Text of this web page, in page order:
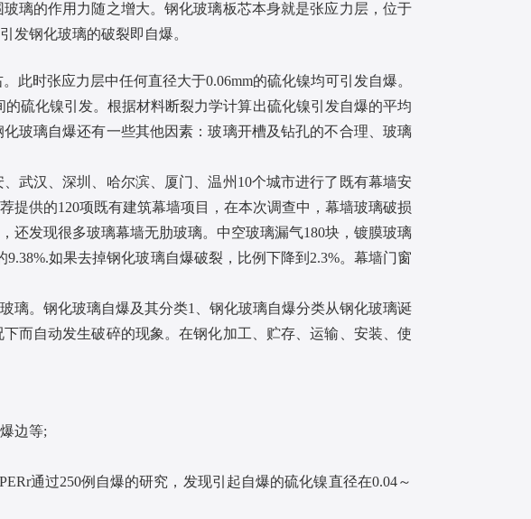
的作用力随之增大。钢化玻璃板芯本身就是张应力层，位于
发钢化玻璃的破裂即自爆。
此时张应力层中任何直径大于0.06mm的硫化镍均可引发自爆。
硫化镍引发。根据材料断裂力学计算出硫化镍引发自爆的平均
玻璃自爆还有一些其他因素：玻璃开槽及钻孔的不合理、玻璃
汉、深圳、哈尔滨、厦门、温州10个城市进行了既有幕墙安
提供的120项既有建筑幕墙项目，在本次调查中，幕墙玻璃破损
还发现很多玻璃幕墙无肋玻璃。中空玻璃漏气180块，镀膜玻璃
如果去掉钢化玻璃自爆破裂，比例下降到2.3%。幕墙门窗
。钢化玻璃自爆及其分类1、钢化玻璃自爆分类从钢化玻璃诞
而自动发生破碎的现象。在钢化加工、贮存、运输、安装、使
边等;
通过250例自爆的研究，发现引起自爆的硫化镍直径在0.04～